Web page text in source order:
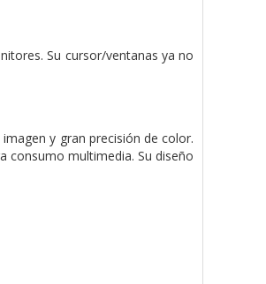
Su cursor/ventanas ya no
y gran precisión de color.
consumo multimedia. Su diseño